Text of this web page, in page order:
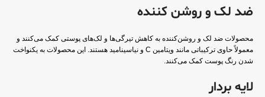
ضد لک و روشن کننده
محصولات ضد لک و روشن‌کننده به کاهش تیرگی‌ها و لک‌های پوستی کمک می‌کنند و
معمولاً حاوی ترکیباتی مانند ویتامین C و نیاسینامید هستند. این محصولات به یکنواخت
شدن رنگ پوست کمک می‌کنند.
لایه بردار